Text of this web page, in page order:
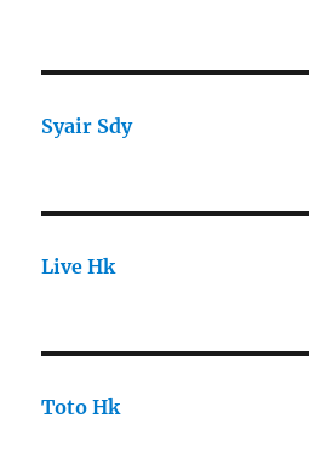
Syair Sdy
Live Hk
Toto Hk